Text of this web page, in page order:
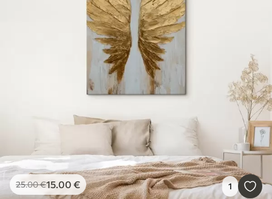
25.00€15.00 € 1